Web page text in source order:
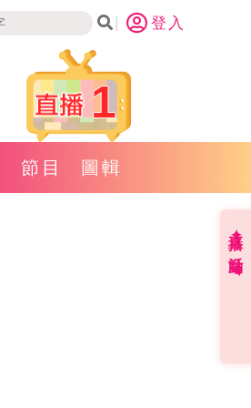
登入
1
節目 圖輯
直播✦活動